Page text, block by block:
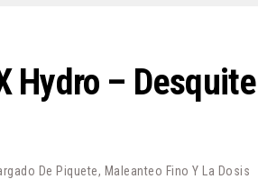
Hydro – Desquite
De Piquete, Maleanteo Fino Y La Dosis